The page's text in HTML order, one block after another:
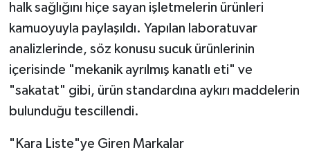
halk sağlığını hiçe sayan işletmelerin ürünleri
kamuoyuyla paylaşıldı. Yapılan laboratuvar
analizlerinde, söz konusu sucuk ürünlerinin
içerisinde "mekanik ayrılmış kanatlı eti" ve
"sakatat" gibi, ürün standardına aykırı maddelerin
bulunduğu tescillendi.
"Kara Liste"ye Giren Markalar